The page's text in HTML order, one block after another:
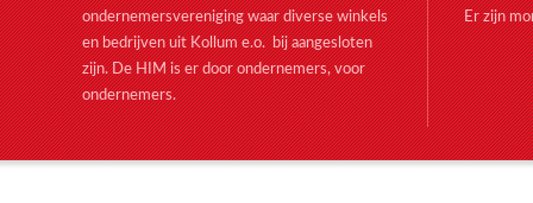
ondernemersvereniging waar diverse winkels
en bedrijven uit Kollum e.o. bij aangesloten
zijn. De HIM is er door ondernemers, voor
ondernemers.
Er zijn